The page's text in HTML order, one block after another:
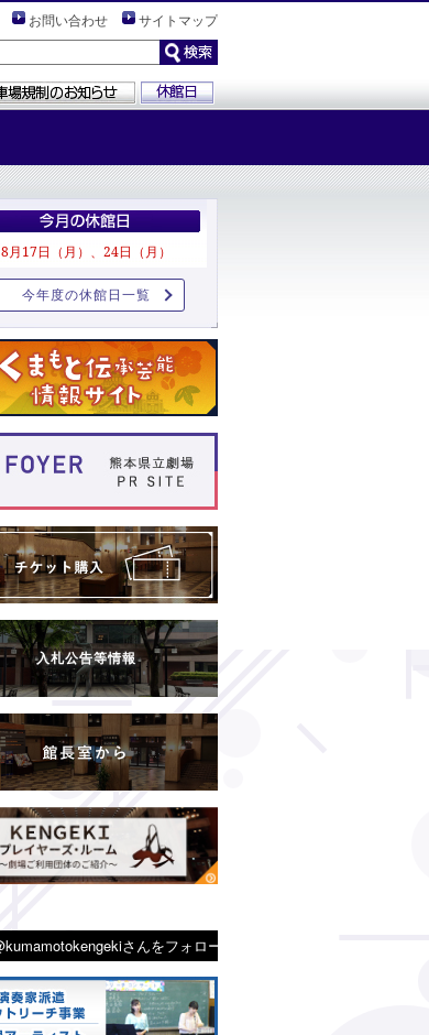
お問い合わせ
サイトマップ
8月17日（月）、24日（月）
今年度の休館日一覧
入札公告等情報